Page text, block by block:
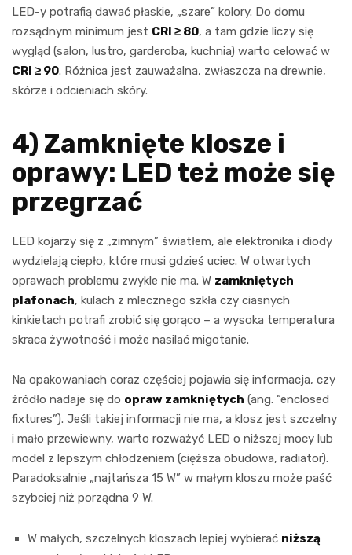
LED-y potrafią dawać płaskie, „szare” kolory. Do domu
rozsądnym minimum jest CRI ≥ 80, a tam gdzie liczy się
wygląd (salon, lustro, garderoba, kuchnia) warto celować w
CRI ≥ 90. Różnica jest zauważalna, zwłaszcza na drewnie,
skórze i odcieniach skóry.
4) Zamknięte klosze i
oprawy: LED też może się
przegrzać
LED kojarzy się z „zimnym” światłem, ale elektronika i diody
wydzielają ciepło, które musi gdzieś uciec. W otwartych
oprawach problemu zwykle nie ma. W zamkniętych
plafonach, kulach z mlecznego szkła czy ciasnych
kinkietach potrafi zrobić się gorąco – a wysoka temperatura
skraca żywotność i może nasilać migotanie.
Na opakowaniach coraz częściej pojawia się informacja, czy
źródło nadaje się do opraw zamkniętych (ang. “enclosed
fixtures”). Jeśli takiej informacji nie ma, a klosz jest szczelny
i mało przewiewny, warto rozważyć LED o niższej mocy lub
model z lepszym chłodzeniem (cięższa obudowa, radiator).
Paradoksalnie „najtańsza 15 W” w małym kloszu może paść
szybciej niż porządna 9 W.
W małych, szczelnych kloszach lepiej wybierać niższą